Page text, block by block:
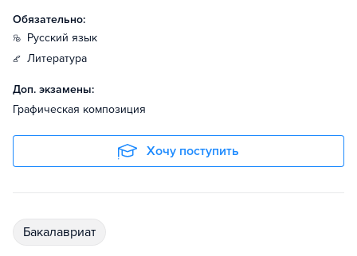
Обязательно:
русский язык
литература
Доп. экзамены:
Графическая композиция
Хочу поступить
бакалавриат